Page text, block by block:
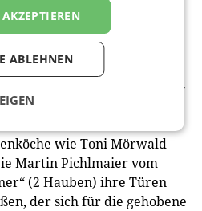
im Glashaus“ (2
Hauben), das „Motto am
(jeweils 2 Hauben), „Huth
„Huth Da Moritz“, „Lobo y
das "Boxwood" ("Buxbaum" -
wie Toni Mörwald
Martin Pichlmaier vom
(2 Hauben) ihre Türen
der sich für die gehobene
ABLEHNEN